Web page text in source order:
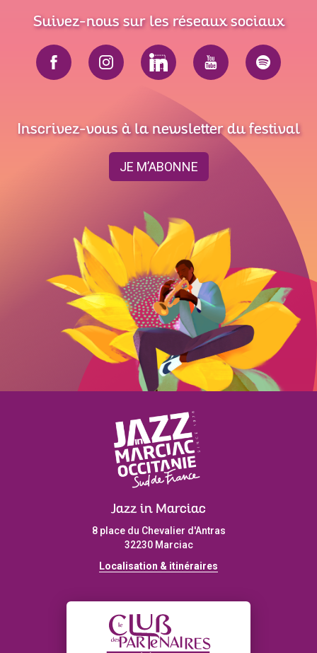
Suivez-nous sur les réseaux sociaux
Inscrivez-vous à la newsletter du festival
JE M’ABONNE
Jazz in Marciac
8 place du Chevalier d'Antras
32230 Marciac
Localisation & itinéraires